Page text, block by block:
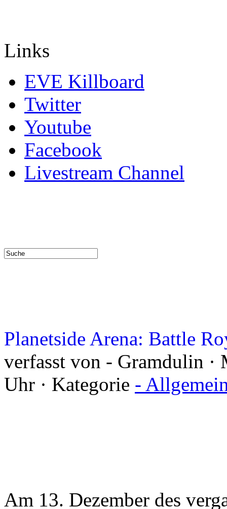
Links
EVE Killboard
Twitter
Youtube
Facebook
Livestream Channel
Planetside Arena: Battle
verfasst von - Gramdulin ·
Uhr · Kategorie -
Am 13. Dezember des